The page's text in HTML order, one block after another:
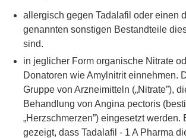
allergisch gegen Tadalafil oder einen
genannten sonstigen Bestandteile
sind.
in jeglicher Form organische Nitrate
Donatoren wie Amylnitrit einnehmen.
Gruppe von Arzneimitteln („Nitrate”),
Behandlung von Angina pectoris
„Herzschmerzen”) eingesetzt werden.
gezeigt, dass Tadalafil - 1 A Pharma